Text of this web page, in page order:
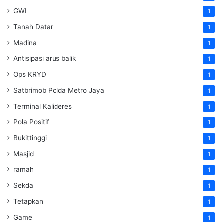
GWI 1
Tanah Datar 1
Madina 1
Antisipasi arus balik 1
Ops KRYD 1
Satbrimob Polda Metro Jaya 1
Terminal Kalideres 1
Pola Positif 1
Bukittinggi 1
Masjid 1
ramah 1
Sekda 1
Tetapkan 1
Game 1